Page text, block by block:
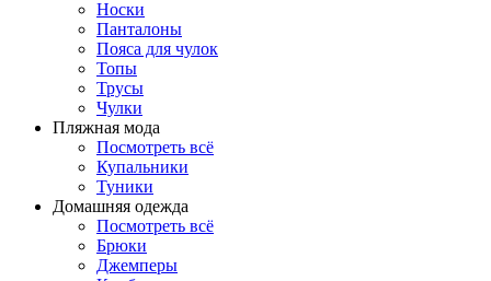
Носки
Панталоны
Поясa для чулок
Топы
Трусы
Чулки
Пляжная мода
Посмотреть всё
Купальники
Туники
Домашняя одежда
Посмотреть всё
Брюки
Джемперы